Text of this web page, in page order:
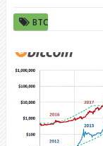
BTC